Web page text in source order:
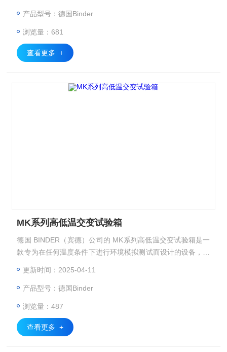
产品型号：德国Binder
浏览量：681
查看更多 +
MK系列高低温交变试验箱
德国 BINDER（宾德）公司的 MK系列高低温交变试验箱是一
款专为在任何温度条件下进行环境模拟测试而设计的设备，广
更新时间：2025-04-11
产品型号：德国Binder
浏览量：487
查看更多 +